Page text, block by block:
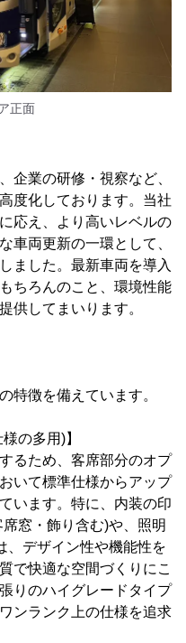
正面
企業の研修・視察など、
度化しております。当社
応え、より高いレベルの
車両更新の一環として、
ました。最新車両を導入
ちろんのこと、環境性能
供してまいります。
特徴を備えています。
の多用)】
るため、客席部分のオプ
いて標準仕様からアップ
います。特に、内装の印
窓・飾り含む)や、照明
、デザイン性や機能性を
で快適な空間づくりにこ
りのハイグレードタイプ
ンランク上の仕様を追求